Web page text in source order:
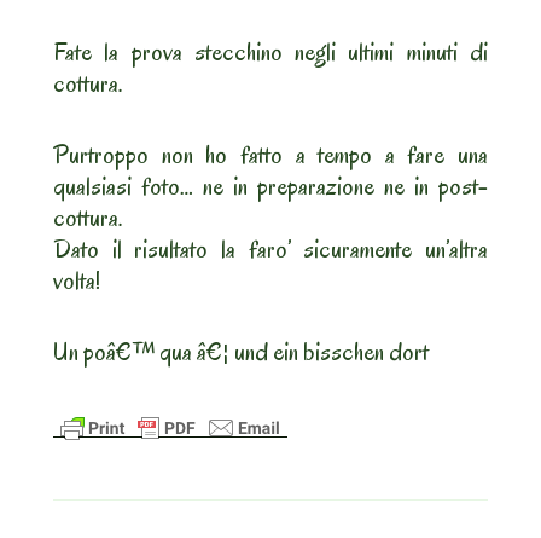
Fate la prova stecchino negli ultimi minuti di
cottura.
Purtroppo non ho fatto a tempo a fare una
qualsiasi foto… ne in preparazione ne in post-
cottura.
Dato il risultato la faro’ sicuramente un’altra
volta!
Un poâ€™ qua â€¦ und ein bisschen dort